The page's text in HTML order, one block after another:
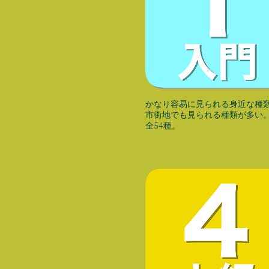
かなり容易に見られる身近な種
市街地でも見られる種類が多い
全54種。